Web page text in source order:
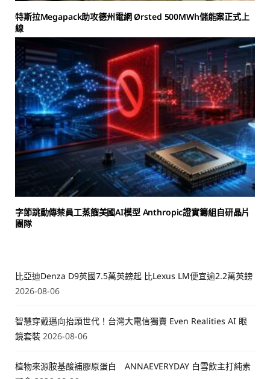
特斯拉Megapack助攻德州電網 Ørsted 500MWh儲能案正式上
線
字節跳動傳禁員工蒸餾美國AI模型 Anthropic證實籌組自研晶片
團隊
比亞迪Denza D9英國7.5萬英鎊起 比Lexus LM便宜逾2.2萬英鎊
2026-08-06
智慧穿戴邁向抬頭世代！台灣大電信獨賣 Even Realities AI 眼
鏡套裝 2026-08-06
植物來源胺基酸補膠原蛋白 ANNAEVERYDAY 白雪飲主打純素